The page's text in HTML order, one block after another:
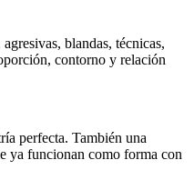
blandas, técnicas,
contorno y relación
perfecta. También una
ya funcionan como forma con